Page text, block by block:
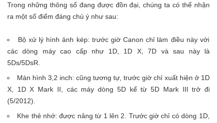
Trong những thông số đang được đồn đại, chúng ta có thể nhận
ra một số điểm đáng chú ý như sau:
Bộ xử lý hình ảnh kép: trước giờ Canon chỉ làm điều này với
các dòng máy cao cấp như 1D, 1D X, 7D và sau này là
5Ds/5DsR.
Màn hình 3,2 inch: cũng tương tự, trước giờ chỉ xuất hiện ở 1D
X, 1D X Mark II, các máy dòng 5D kể từ 5D Mark III trở đi
(5/2012).
Khe thẻ nhớ: được nâng từ 1 lên 2. Trước giờ chỉ có dòng 1D,